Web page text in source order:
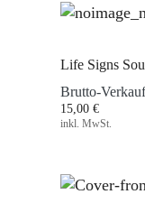
Life Signs
Brutto-
15,00 €
inkl. MwSt.